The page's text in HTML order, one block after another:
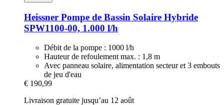
Heissner Pompe de Bassin Solaire Hybride
SPW1100-​00, 1.000 l/h
Débit de la pompe : 1000 l/h
Hauteur de refoulement max. : 1,8 m
Avec panneau solaire, alimentation secteur et 3 embouts
de jeu d'eau
€ 190,99
Livraison gratuite jusqu’au 12 août